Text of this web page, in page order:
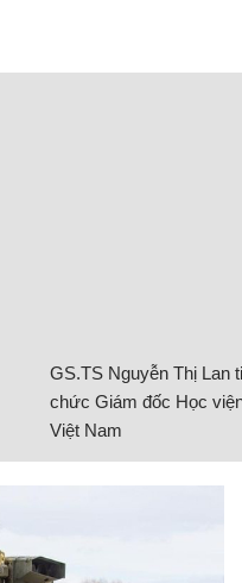
GS.TS Nguyễn Thị Lan
chức Giám đốc Học
Việt Nam